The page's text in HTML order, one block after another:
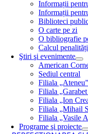
Informații
Informații
Biblioteci
O carte pe zi
O bibliografie
Calcul penalități
Ştiri şi evenimente
American
Sediul central
Filiala „Ateneu”
Filiala
Filiala „Ion
Filiala „Mihail
Filiala „Vasile
Programe şi proiecte